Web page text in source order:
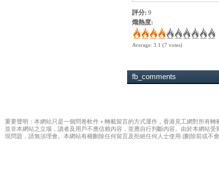
評分: 9
熾熱度:
Average: 3.1 (7 votes)
fb_comments
重要聲明：本網站只是一個問卷軟件＋轉載留言的方式運作，香港見工網對所有
並非本網站之立場，讀者及用戶不應信賴內容，並應自行判斷內容。由於本網站
現問題，請無須理會。本網站有權刪除任何留言及拒絕任何人士使用 (刪除前或